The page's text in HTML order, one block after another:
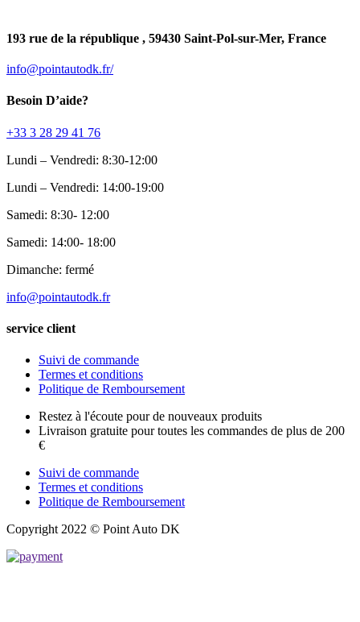
193 rue de la république , 59430 Saint-Pol-sur-Mer, France
info@pointautodk.fr/
Besoin D’aide?
‎+33 3 28 29 41 76
Lundi – Vendredi: 8:30-12:00
Lundi – Vendredi: 14:00-19:00
Samedi: 8:30- 12:00
Samedi: 14:00- 18:00
Dimanche: fermé
info@pointautodk.fr
service client
Suivi de commande
Termes et conditions
Politique de Remboursement
Restez à l'écoute pour de nouveaux produits
Livraison gratuite pour toutes les commandes de plus de 200
€
Suivi de commande
Termes et conditions
Politique de Remboursement
Copyright 2022 © Point Auto DK